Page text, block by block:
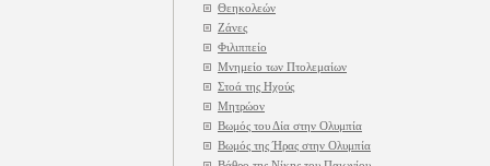
Θεηκολεών
Ζάνες
Φιλιππείο
Μνημείο των Πτολεμαίων
Στοά της Ηχούς
Μητρώον
Βωμός του Δία στην Ολυμπία
Βωμός της Ήρας στην Ολυμπία